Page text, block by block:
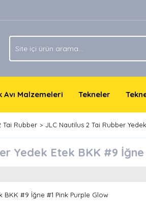
Avı Malzemeleri Tekneler
Tai Rubber JLC Nautilus 2 Tai Rubber
Yedek Etek BKK #9